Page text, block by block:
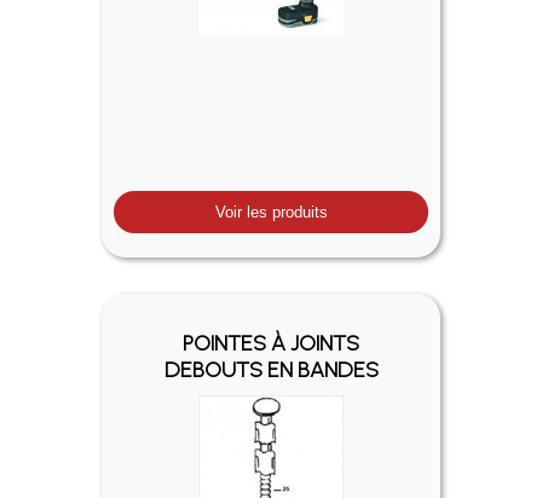
Voir les produits
POINTES À JOINTS
DEBOUTS EN BANDES